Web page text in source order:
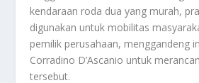
kendaraan roda dua yang murah,
digunakan untuk mobilitas
pemilik perusahaan, menggandeng
Corradino D’Ascanio untuk
tersebut.